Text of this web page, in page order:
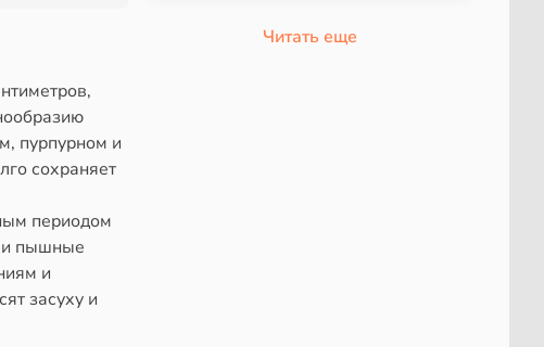
пурпурном и
сохраняет
периодом
и пышные
и
засуху и
Читать еще